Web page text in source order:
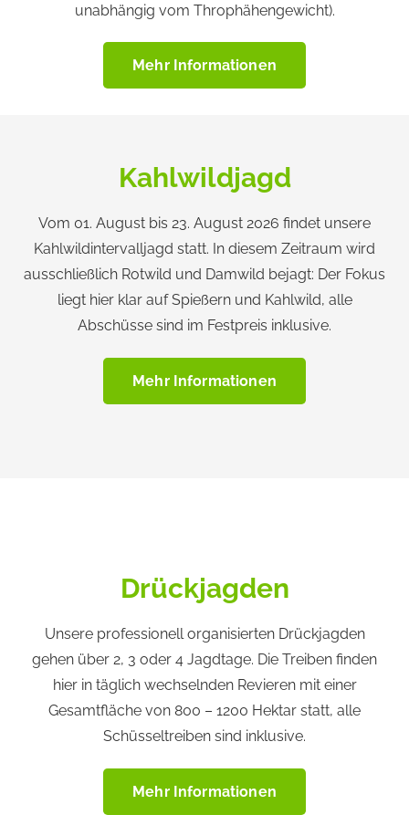
unabhängig vom Throphähengewicht).
Mehr Informationen
Kahlwildjagd
Vom 01. August bis 23. August 2026 findet unsere
Kahlwildintervalljagd statt. In diesem Zeitraum wird
ausschließlich Rotwild und Damwild bejagt: Der Fokus
liegt hier klar auf Spießern und Kahlwild, alle
Abschüsse sind im Festpreis inklusive.
Mehr Informationen
Drückjagden
Unsere professionell organisierten Drückjagden
gehen über 2, 3 oder 4 Jagdtage. Die Treiben finden
hier in täglich wechselnden Revieren mit einer
Gesamtfläche von 800 – 1200 Hektar statt, alle
Schüsseltreiben sind inklusive.
Mehr Informationen